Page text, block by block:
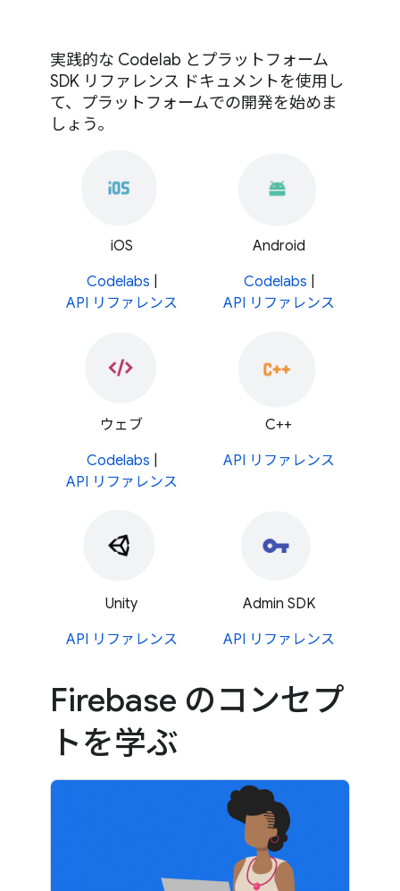
実践的な Codelab とプラットフォーム
SDK リファレンス ドキュメントを使用し
て、プラットフォームでの開発を始めま
しょう。
iOS
Codelabs
API リファレンス
Android
Codelabs
API リファレンス
ウェブ
Codelabs
API リファレンス
C++
API リファレンス
Unity
API リファレンス
Admin SDK
API リファレンス
Firebase のコンセプ
トを学ぶ